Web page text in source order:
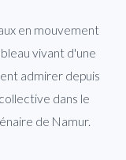
en mouvement
vivant d'une
admirer depuis
dans le
de Namur.